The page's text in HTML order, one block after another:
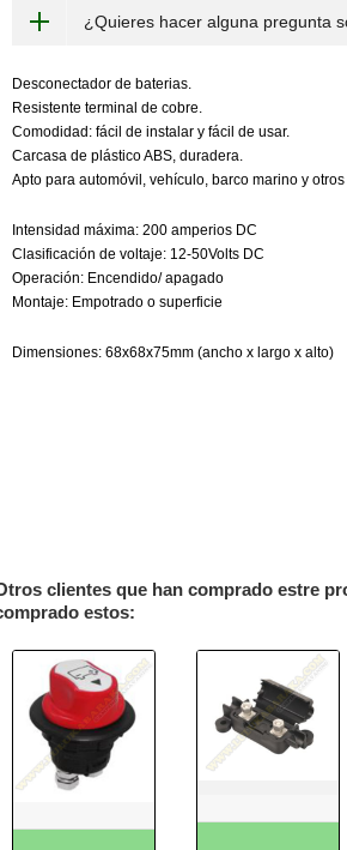
¿Quieres hacer alguna pregunta
Desconectador de baterias.
Resistente terminal de cobre.
Comodidad: fácil de instalar y fácil de usar.
Carcasa de plástico ABS, duradera.
Apto para automóvil, vehículo, barco marino y
Intensidad máxima: 200 amperios DC
Clasificación de voltaje: 12-50Volts DC
Operación: Encendido/ apagado
Montaje: Empotrado o superficie
Dimensiones: 68x68x75mm (ancho x largo x alto)
clientes que han comprado estre
estos: